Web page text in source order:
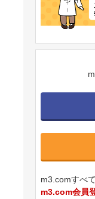
m3.comすべ
m3.com会員